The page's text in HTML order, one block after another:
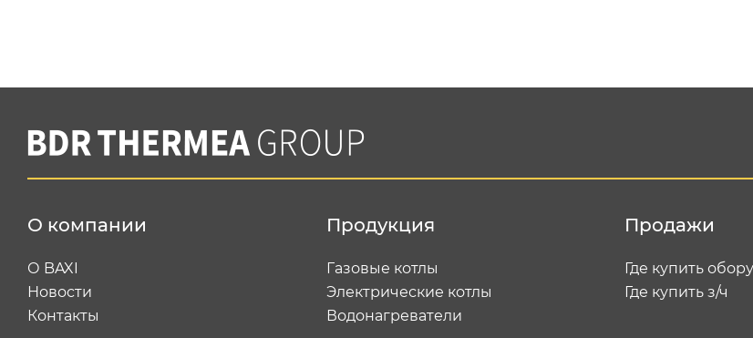
О компании
О BAXI
Новости
Контакты
Продукция
Газовые котлы
Электрические котлы
Водонагреватели
Продажи
Где купить
Где купить з/ч